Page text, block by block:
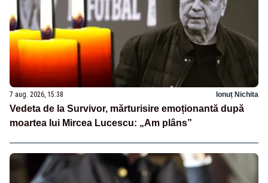
7 aug. 2026, 15:38 Ionuț Nichita
Vedeta de la Survivor, mărturisire emoționantă după
moartea lui Mircea Lucescu: „Am plâns”